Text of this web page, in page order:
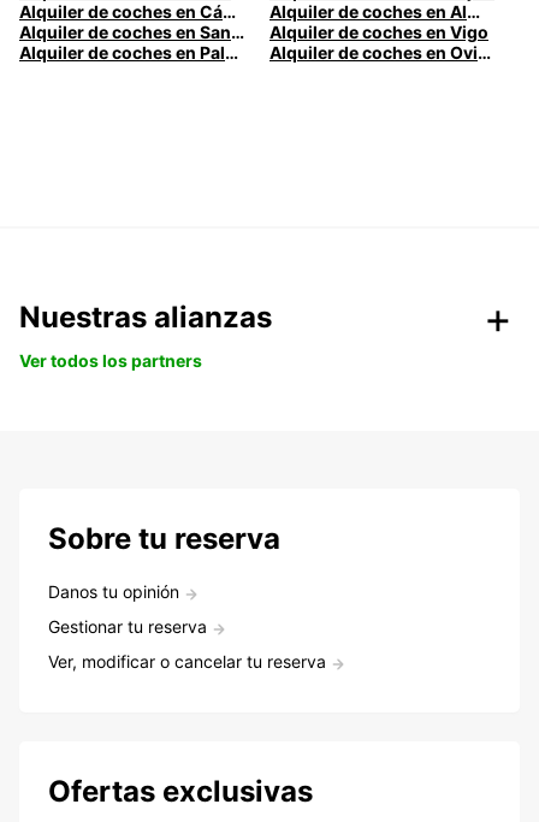
Alquiler de coches en Cádiz
Alquiler de coches en Almería
Alquiler de coches en Santander
Alquiler de coches en Vigo
Alquiler de coches en Palma
Alquiler de coches en Oviedo
Nuestras alianzas
Ver todos los partners
Sobre tu reserva
Danos tu opinión
Gestionar tu reserva
Ver, modificar o cancelar tu reserva
Ofertas exclusivas